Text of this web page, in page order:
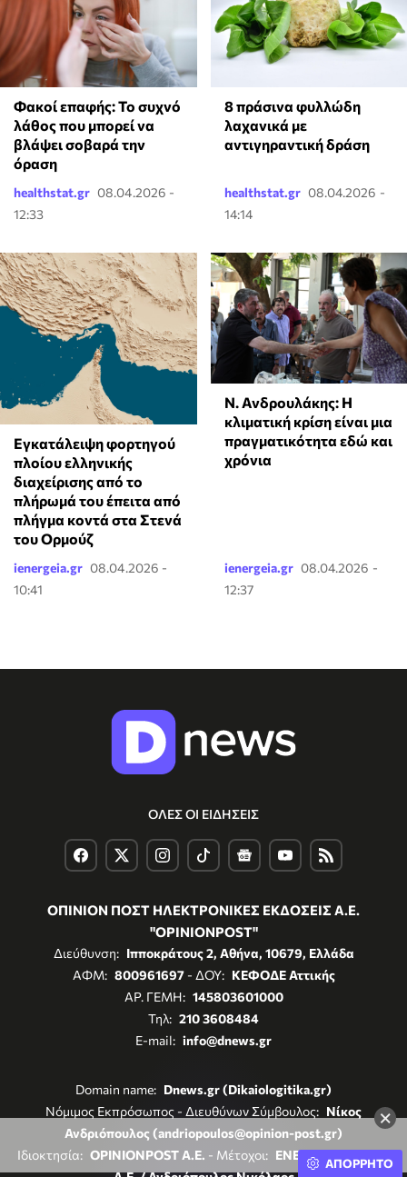
×
Φακοί επαφής: Το συχνό
λάθος που μπορεί να
βλάψει σοβαρά την
όραση
healthstat.gr 08.04.2026 -
12:33
8 πράσινα φυλλώδη
λαχανικά με
αντιγηραντική δράση
healthstat.gr 08.04.2026 -
14:14
Εγκατάλειψη φορτηγού
πλοίου ελληνικής
διαχείρισης από το
πλήρωμά του έπειτα από
πλήγμα κοντά στα Στενά
του Ορμούζ
ienergeia.gr 08.04.2026 -
10:41
Ν. Ανδρουλάκης: Η
κλιματική κρίση είναι μια
πραγματικότητα εδώ και
χρόνια
ienergeia.gr 08.04.2026 -
12:37
ΟΛΕΣ ΟΙ ΕΙΔΗΣΕΙΣ
ΟΠΙΝΙΟΝ ΠΟΣΤ ΗΛΕΚΤΡΟΝΙΚΕΣ ΕΚΔΟΣΕΙΣ Α.Ε.
"OPINIONPOST"
Διεύθυνση: Ιπποκράτους 2, Αθήνα, 10679, Ελλάδα
ΑΦΜ: 800961697- ΔΟΥ: ΚΕΦΟΔΕ Αττικής
ΑΡ. ΓΕΜΗ: 145803601000
Τηλ: 210 3608484
E-mail: info@dnews.gr
Domain name: Dnews.gr (Dikaiologitika.gr)
Νόμιμος Εκπρόσωπος - Διευθύνων Σύμβουλος: Νίκος
Ανδριόπουλος (andriopoulos@opinion-post.gr)
Ιδιοκτησία: OPINIONPOST A.E. - Μέτοχοι: ENERGY REGISTER
ΑΠΟΡΡΗΤΟ